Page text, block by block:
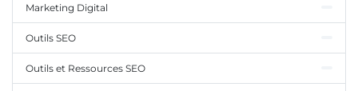
Marketing Digital
Outils SEO
Outils et Ressources SEO